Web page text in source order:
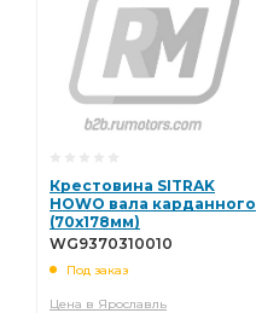
Крестовина SITRAK
HOWO вала карданного
(70х178мм)
WG9370310010
WG9370310010
Под заказ
Цена в Ярославль